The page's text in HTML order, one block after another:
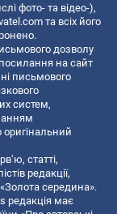
фото- та відео-),
та всіх його
дозволу
на сайт
письмового
систем,
оригінальний
статті,
редакції,
середина».
редакція має